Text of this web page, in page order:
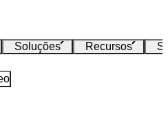
Soluções Recursos